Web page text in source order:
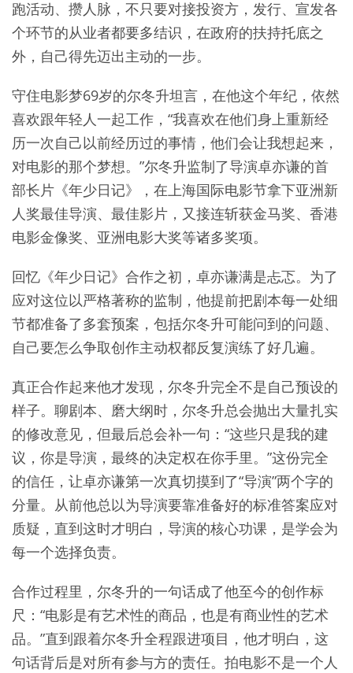
跑活动、攒人脉，不只要对接投资方，发行、宣发各
个环节的从业者都要多结识，在政府的扶持托底之
外，自己得先迈出主动的一步。
守住电影梦69岁的尔冬升坦言，在他这个年纪，依然
喜欢跟年轻人一起工作，“我喜欢在他们身上重新经
历一次自己以前经历过的事情，他们会让我想起来，
对电影的那个梦想。”尔冬升监制了导演卓亦谦的首
部长片《年少日记》，在上海国际电影节拿下亚洲新
人奖最佳导演、最佳影片，又接连斩获金马奖、香港
电影金像奖、亚洲电影大奖等诸多奖项。
回忆《年少日记》合作之初，卓亦谦满是忐忑。为了
应对这位以严格著称的监制，他提前把剧本每一处细
节都准备了多套预案，包括尔冬升可能问到的问题、
自己要怎么争取创作主动权都反复演练了好几遍。
真正合作起来他才发现，尔冬升完全不是自己预设的
样子。聊剧本、磨大纲时，尔冬升总会抛出大量扎实
的修改意见，但最后总会补一句：“这些只是我的建
议，你是导演，最终的决定权在你手里。”这份完全
的信任，让卓亦谦第一次真切摸到了“导演”两个字的
分量。从前他总以为导演要靠准备好的标准答案应对
质疑，直到这时才明白，导演的核心功课，是学会为
每一个选择负责。
合作过程里，尔冬升的一句话成了他至今的创作标
尺：“电影是有艺术性的商品，也是有商业性的艺术
品。”直到跟着尔冬升全程跟进项目，他才明白，这
句话背后是对所有参与方的责任。拍电影不是一个人